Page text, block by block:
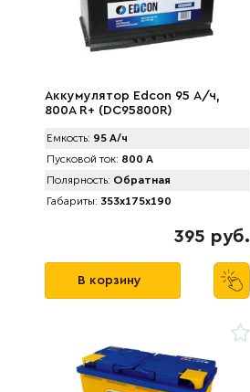
Аккумулятор Edcon 95 А/ч,
800A R+ (DC95800R)
Емкость: 95 А/ч
Пусковой ток: 800 А
Полярность: Обратная
Габариты: 353x175x190
395 руб.
В корзину